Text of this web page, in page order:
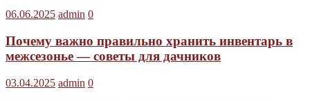
06.06.2025 admin 0
Почему важно правильно хранить инвентарь в
межсезонье — советы для дачников
03.04.2025 admin 0